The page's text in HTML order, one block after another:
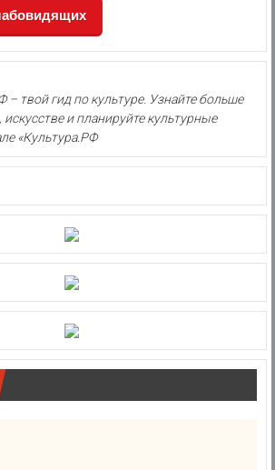
твой гид по культуре. Узнайте больше
и планируйте культурные
«Культура.РФ